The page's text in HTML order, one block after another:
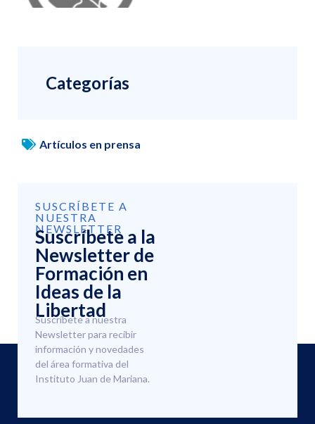
Categorías
Artículos en prensa
SUSCRÍBETE A
NUESTRA
NEWSLETTER
Suscríbete a la
Newsletter de
Formación en
Ideas de la
Libertad
Suscríbete a nuestra
Newsletter para recibir
información y novedades
del área formativa del
Instituto Juan de Mariana.